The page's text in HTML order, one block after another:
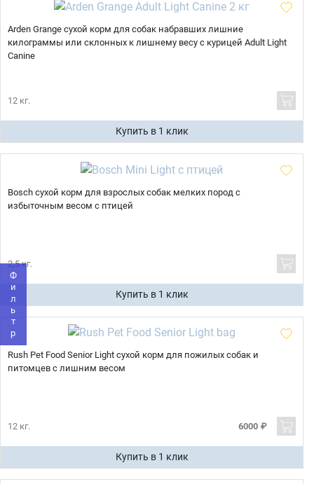
Фильтр
Arden Grange сухой корм для собак набравших лишние
килограммы или склонных к лишнему весу с курицей Adult Light
Canine
12 кг.
Купить в 1 клик
Bosch сухой корм для взрослых собак мелких пород с
избыточным весом с птицей
2,5 кг.
Купить в 1 клик
Rush Pet Food Senior Light сухой корм для пожилых собак и
питомцев с лишним весом
12 кг. 6000 ₽
Купить в 1 клик
Оформить заказ
Имя
E-mail
отправить